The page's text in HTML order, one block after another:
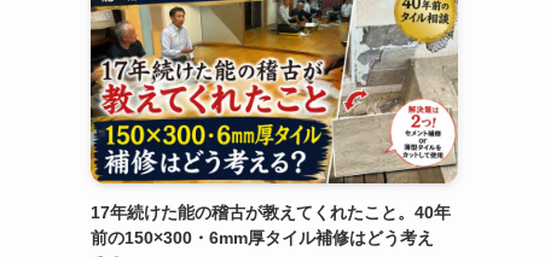
17年続けた能の稽古が教えてくれたこと。40年
前の150×300・6mm厚タイル補修はどう考え